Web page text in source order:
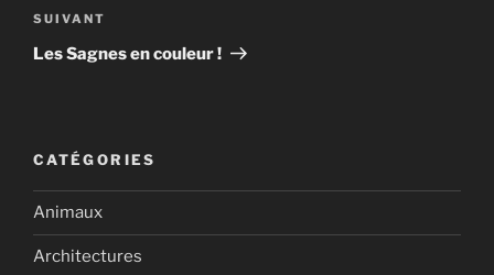
Article
suivant
SUIVANT
Les Sagnes en couleur !
CATÉGORIES
Animaux
Architectures